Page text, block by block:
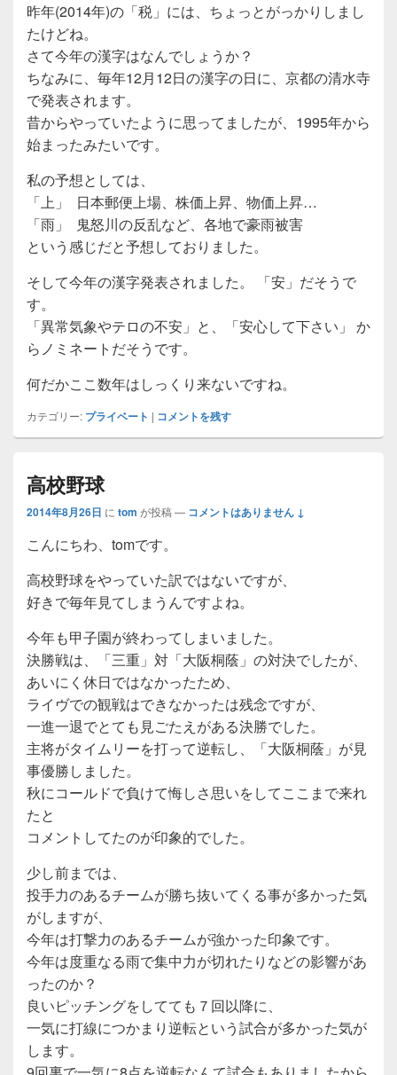
昨年(2014年)の「税」には、ちょっとがっかりしまし
たけどね。
さて今年の漢字はなんでしょうか？
ちなみに、毎年12月12日の漢字の日に、京都の清水寺
で発表されます。
昔からやっていたように思ってましたが、1995年から
始まったみたいです。
私の予想としては、
「上」 日本郵便上場、株価上昇、物価上昇…
「雨」 鬼怒川の反乱など、各地で豪雨被害
という感じだと予想しておりました。
そして今年の漢字発表されました。 「安」だそうで
す。
「異常気象やテロの不安」と、「安心して下さい」 か
らノミネートだそうです。
何だかここ数年はしっくり来ないですね。
カテゴリー: プライベート | コメントを残す
高校野球
2014年8月26日 に tom が投稿 — コメントはありません ↓
こんにちわ、tomです。
高校野球をやっていた訳ではないですが、
好きで毎年見てしまうんですよね。
今年も甲子園が終わってしまいました。
決勝戦は、「三重」対「大阪桐蔭」の対決でしたが、
あいにく休日ではなかったため、
ライヴでの観戦はできなかったは残念ですが、
一進一退でとても見ごたえがある決勝でした。
主将がタイムリーを打って逆転し、「大阪桐蔭」が見
事優勝しました。
秋にコールドで負けて悔しさ思いをしてここまで来れ
たと
コメントしてたのが印象的でした。
少し前までは、
投手力のあるチームが勝ち抜いてくる事が多かった気
がしますが、
今年は打撃力のあるチームが強かった印象です。
今年は度重なる雨で集中力が切れたりなどの影響があ
ったのか？
良いピッチングをしてても７回以降に、
一気に打線につかまり逆転という試合が多かった気が
します。